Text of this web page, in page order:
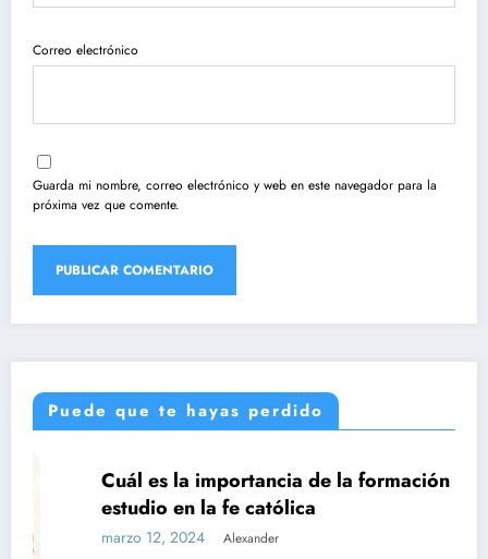
Correo electrónico
Guarda mi nombre, correo electrónico y web en este navegador para la
próxima vez que comente.
Puede que te hayas perdido
UNCATEGORIZED
Cuál es la importancia de la formación y el
estudio en la fe católica
marzo 12, 2024 Alexander